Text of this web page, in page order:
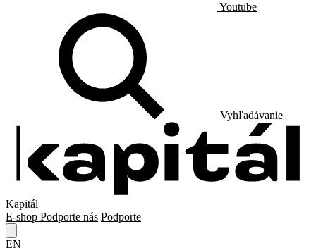
Youtube
Vyhľadávanie
Kapitál
E-shop Podporte nás Podporte
EN